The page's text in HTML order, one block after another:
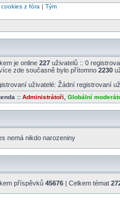
z fóra | Tým
je online 227 uživatelů :: 0
zde současně bylo přítomno 2230
uživatelé: Žádní registrovaní
:: Administrátoři Globální
nemá nikdo narozeniny
příspěvků 45676 | Celkem témat